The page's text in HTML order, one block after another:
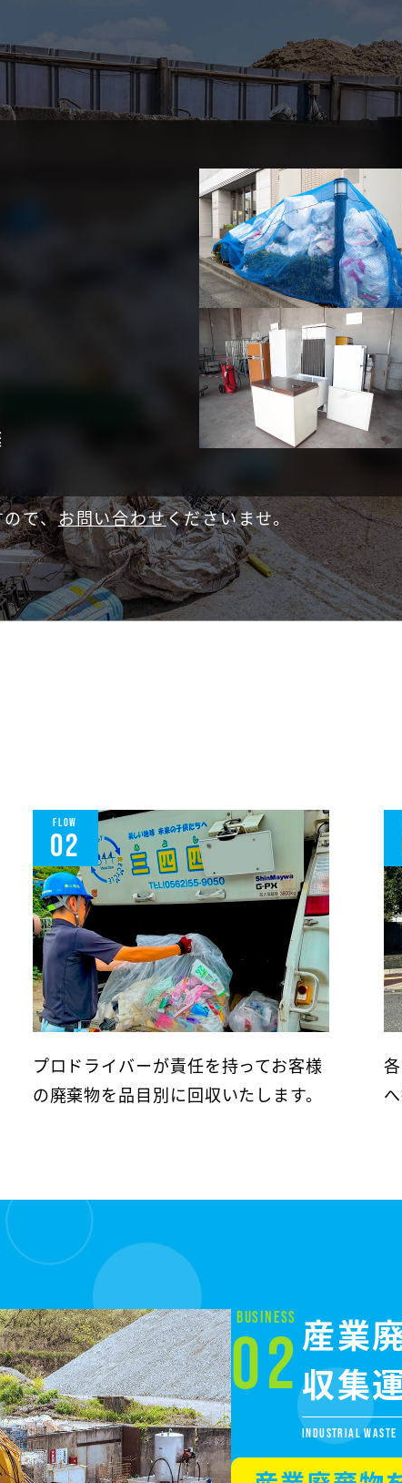
で、お問い合わせくださいませ。
FLOW
02
プロドライバーが責任を持ってお客様
の廃棄物を品目別に回収いたします。
BUSINESS
02産業
収集
INDUSTRIAL WASTE